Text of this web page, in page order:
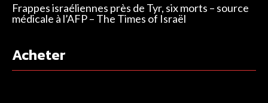
Frappes israéliennes près de Tyr, six morts – source
médicale à l’AFP – The Times of Israël
Acheter